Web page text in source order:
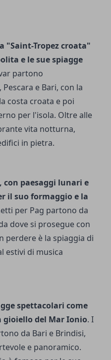
"Saint-Tropez croata"
e le sue spiagge
partono
e Bari, con la
costa croata e poi
per l'isola. Oltre alle
vita notturna,
in pietra.
con paesaggi lunari e
il suo formaggio e la
per Pag partono da
dove si prosegue con
perdere è la spiaggia di
estivi di musica
spettacolari come
gioiello del Mar Ionio. I
da Bari e Brindisi,
e panoramico.